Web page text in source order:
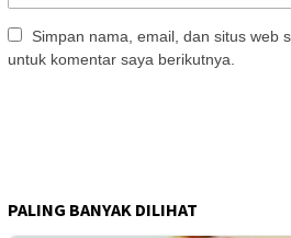
Simpan nama, email, dan situs web
untuk komentar saya berikutnya.
PALING BANYAK DILIHAT